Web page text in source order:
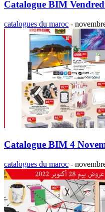
Catalogue BIM
catalogues du maroc -
Catalogue BIM 4
catalogues du maroc -